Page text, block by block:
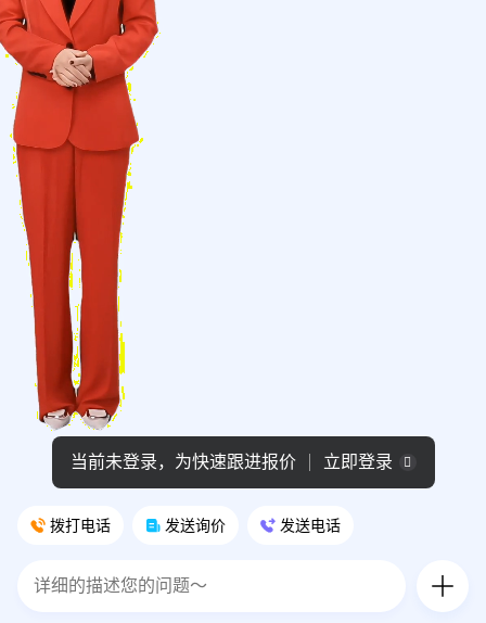
拨打电话 发送询价 发送电话
当前未登录，为快速跟进报价 立即登录